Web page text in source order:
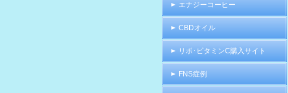
エナジーコーヒー
CBDオイル
リポ･ビタミンC購入サイト
FNS症例